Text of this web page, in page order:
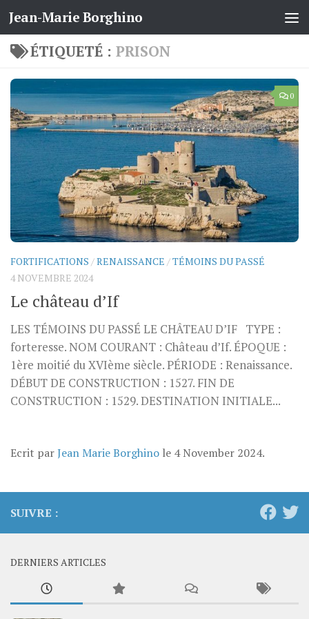
Skip to content
Jean-Marie Borghino
ÉTIQUETÉ : PRISON
0
FORTIFICATIONS /RENAISSANCE /TÉMOINS DU PASSÉ
4 NOVEMBRE 2024
Le château d’If
LES TÉMOINS DU PASSÉ LE CHÂTEAU D’IF TYPE :
forteresse. NOM COURANT : Château d’If. ÉPOQUE :
1ère moitié du XVIème siècle. PÉRIODE : Renaissance.
DÉBUT DE CONSTRUCTION : 1527. FIN DE
CONSTRUCTION : 1529. DESTINATION INITIALE...
Ecrit parJean Marie Borghino le 4 November 2024.
SUIVRE :
DERNIERS ARTICLES